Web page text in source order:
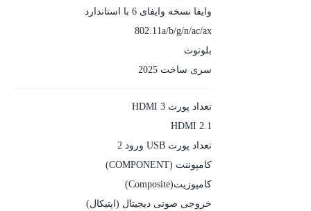
وایفا نسخه وایفای 6 با استاندارد
802.11a/b/g/n/ac/ax
بلوتوث
سری ساخت 2025
تعداد پورت HDMI 3
HDMI 2.1
تعداد پورت USB ورود 2
کامپوننت (COMPONENT)
کامپوزیت(Composite)
خروجی صوتی دیجیتال (اپتیکال)